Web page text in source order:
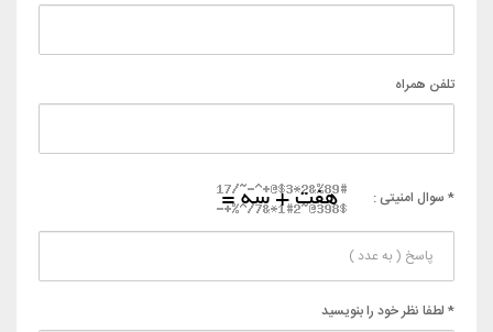
تلفن همراه
* سوال امنیتی :
* لطفا نظر خود را بنویسید